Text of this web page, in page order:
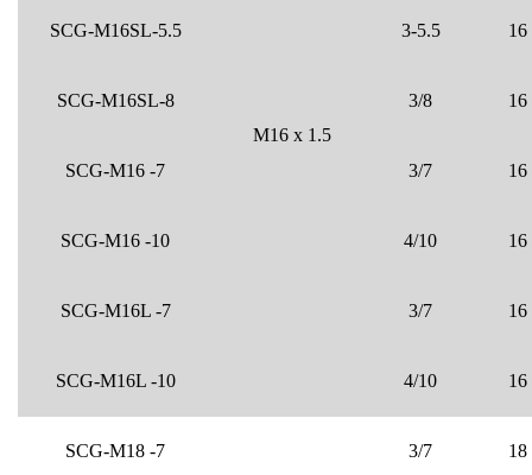
M16 x 1.5
SCG-M16SL-5.5 3-5.5 16
SCG-M16SL-8 3/8 16
SCG-M16 -7 3/7 16
SCG-M16 -10 4/10 16
SCG-M16L -7 3/7 16
SCG-M16L -10 4/10 16
SCG-M18 -7 3/7 18